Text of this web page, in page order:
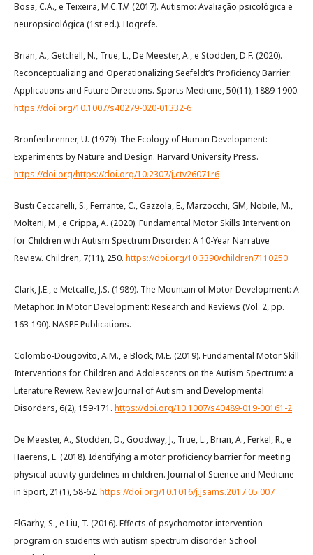
Bosa, C.A., e Teixeira, M.C.T.V. (2017). Autismo: Avaliação psicológica e
neuropsicológica (1st ed.). Hogrefe.
Brian, A., Getchell, N., True, L., De Meester, A., e Stodden, D.F. (2020).
Reconceptualizing and Operationalizing Seefeldt’s Proficiency Barrier:
Applications and Future Directions. Sports Medicine, 50(11), 1889-1900.
https://doi.org/10.1007/s40279-020-01332-6
Bronfenbrenner, U. (1979). The Ecology of Human Development:
Experiments by Nature and Design. Harvard University Press.
https://doi.org/https://doi.org/10.2307/j.ctv26071r6
Busti Ceccarelli, S., Ferrante, C., Gazzola, E., Marzocchi, GM, Nobile, M.,
Molteni, M., e Crippa, A. (2020). Fundamental Motor Skills Intervention
for Children with Autism Spectrum Disorder: A 10-Year Narrative
Review. Children, 7(11), 250. https://doi.org/10.3390/children7110250
Clark, J.E., e Metcalfe, J.S. (1989). The Mountain of Motor Development: A
Metaphor. In Motor Development: Research and Reviews (Vol. 2, pp.
163-190). NASPE Publications.
Colombo-Dougovito, A.M., e Block, M.E. (2019). Fundamental Motor Skill
Interventions for Children and Adolescents on the Autism Spectrum: a
Literature Review. Review Journal of Autism and Developmental
Disorders, 6(2), 159-171. https://doi.org/10.1007/s40489-019-00161-2
De Meester, A., Stodden, D., Goodway, J., True, L., Brian, A., Ferkel, R., e
Haerens, L. (2018). Identifying a motor proficiency barrier for meeting
physical activity guidelines in children. Journal of Science and Medicine
in Sport, 21(1), 58-62. https://doi.org/10.1016/j.jsams.2017.05.007
ElGarhy, S., e Liu, T. (2016). Effects of psychomotor intervention
program on students with autism spectrum disorder. School